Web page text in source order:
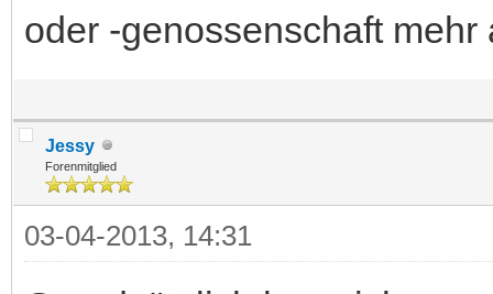
oder -genossenschaft mehr
Jessy
Forenmitglied
03-04-2013, 14:31